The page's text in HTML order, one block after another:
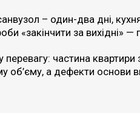
– один-два дні,
«закінчити за вихідні»
частина
об’єму, а дефекти основи